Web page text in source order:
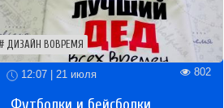
ДИЗАЙН ВОВРЕМЯ
12:07 | 21 июля 802
Футболки и бейсболки